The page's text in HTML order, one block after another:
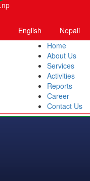
English
Nepali
Home
About Us
Services
Activities
Reports
Career
Contact Us